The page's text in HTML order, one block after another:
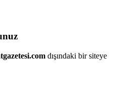
dışındaki bir siteye